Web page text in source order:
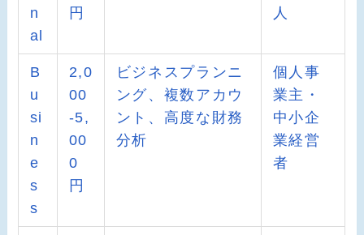
n
al
円
人
B
u
si
n
e
s
s
2,0
00
-5,
00
0
円
ビジネスプランニ
ング、複数アカウ
ント、高度な財務
分析
個人事
業主・
中小企
業経営
者